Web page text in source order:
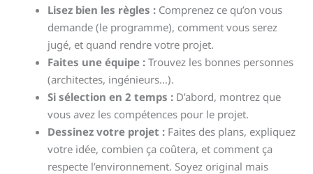
Lisez bien les règles : Comprenez ce qu’on vous
demande (le programme), comment vous serez
jugé, et quand rendre votre projet.
Faites une équipe : Trouvez les bonnes personnes
(architectes, ingénieurs…).
Si sélection en 2 temps : D’abord, montrez que
vous avez les compétences pour le projet.
Dessinez votre projet : Faites des plans, expliquez
votre idée, combien ça coûtera, et comment ça
respecte l’environnement. Soyez original mais